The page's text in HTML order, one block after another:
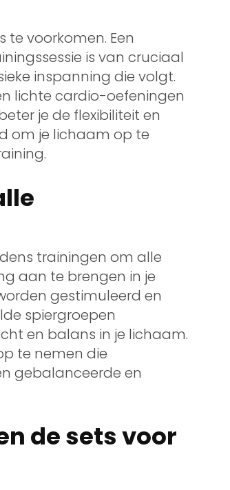
voorkomen. Een
is van cruciaal
inspanning die volgt.
lichte cardio-oefeningen
je de flexibiliteit en
om je lichaam op te
trainingen om alle
aan te brengen in je
gestimuleerd en
spiergroepen
en balans in je lichaam.
te nemen die
gebalanceerde en
de sets voor